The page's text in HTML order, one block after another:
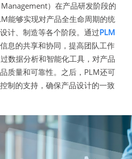
）在产品研发阶段的
能够实现对产品全生命周期的统
计、制造等各个阶段。通过PLM
息的共享和协同，提高团队工作
数据分析和智能化工具，对产品
质量和可靠性。之后，PLM还可
制的支持，确保产品设计的一致